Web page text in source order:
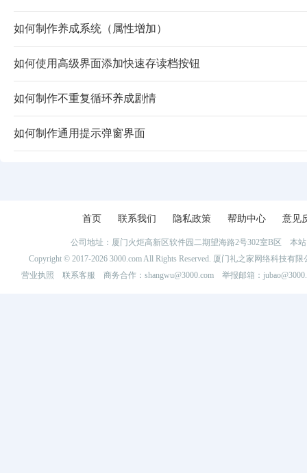
如何制作养成系统（属性增加）
如何使用高级界面添加快速存读档按钮
如何制作不重复循环养成剧情
如何制作通用提示弹窗界面
首页 联系我们 隐私政策 帮助中心 意见
公司地址：厦门火炬高新区软件园二期望海路2号302室B区 本
Copyright © 2017-2026 3000.com All Rights Reserved. 厦门礼之家网络科技
营业执照
联系客服 商务合作：shangwu@3000.com 举报邮箱：